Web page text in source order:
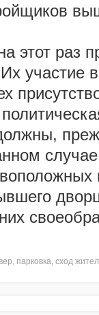
этот раз
участие
, парковка, сход